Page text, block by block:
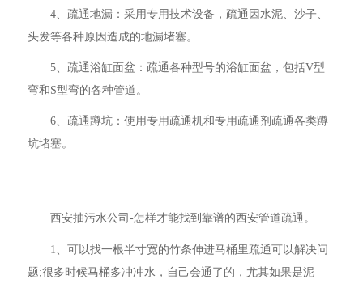
4、疏通地漏：采用专用技术设备，疏通因水泥、沙子、
头发等各种原因造成的地漏堵塞。
5、疏通浴缸面盆：疏通各种型号的浴缸面盆，包括V型
弯和S型弯的各种管道。
6、疏通蹲坑：使用专用疏通机和专用疏通剂疏通各类蹲
坑堵塞。
西安抽污水公司-怎样才能找到靠谱的西安管道疏通。
1、可以找一根半寸宽的竹条伸进马桶里疏通可以解决问
题;很多时候马桶多冲冲水，自己会通了的，尤其如果是泥